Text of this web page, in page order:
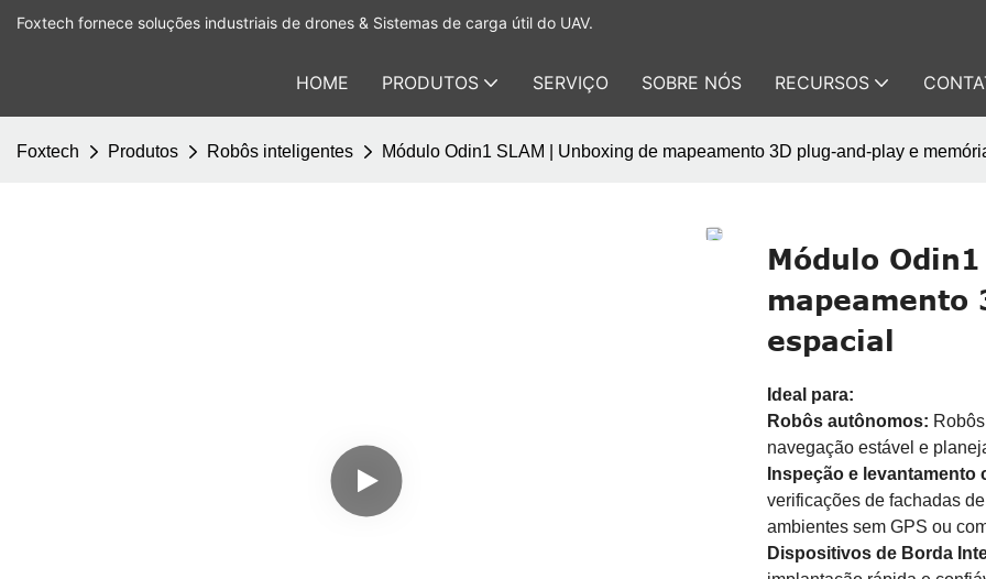
Foxtech fornece soluções industriais de drones & Sistemas de carga útil do UAV.
HOME PRODUTOS SERVIÇO SOBRE NÓS RECURSOS
Foxtech Produtos Robôs inteligentes Módulo Odin1 SLAM | Unboxing de mapeamento 3D plug-and-play e
Módulo
mapeamento
espacial
Ideal para:
Robôs autônomos:
navegação estável e
Inspeção e levantamento
verificações de fachadas
ambientes sem GPS ou
Dispositivos de Borda